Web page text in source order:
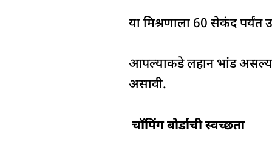
या मिश्रणाला 60 सेकंद पर्यंत
आपल्याकडे लहान भांड
असावी.
चॉपिंग बोर्डाची स्वच्छता